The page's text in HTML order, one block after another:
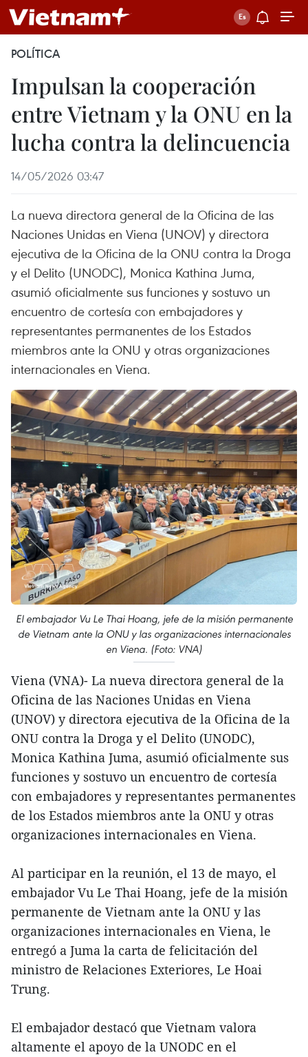
POLÍTICA
Impulsan la cooperación
entre Vietnam y la ONU en la
lucha contra la delincuencia
14/05/2026 03:47
La nueva directora general de la Oficina de las
Naciones Unidas en Viena (UNOV) y directora
ejecutiva de la Oficina de la ONU contra la Droga
y el Delito (UNODC), Monica Kathina Juma,
asumió oficialmente sus funciones y sostuvo un
encuentro de cortesía con embajadores y
representantes permanentes de los Estados
miembros ante la ONU y otras organizaciones
internacionales en Viena.
El embajador Vu Le Thai Hoang, jefe de la misión permanente
de Vietnam ante la ONU y las organizaciones internacionales
en Viena. (Foto: VNA)
Viena (VNA)- La nueva directora general de la
Oficina de las Naciones Unidas en Viena
(UNOV) y directora ejecutiva de la Oficina de la
ONU contra la Droga y el Delito (UNODC),
Monica Kathina Juma, asumió oficialmente sus
funciones y sostuvo un encuentro de cortesía
con embajadores y representantes permanentes
de los Estados miembros ante la ONU y otras
organizaciones internacionales en Viena.
Al participar en la reunión, el 13 de mayo, el
embajador Vu Le Thai Hoang, jefe de la misión
permanente de Vietnam ante la ONU y las
organizaciones internacionales en Viena, le
entregó a Juma la carta de felicitación del
ministro de Relaciones Exteriores, Le Hoai
Trung.
El embajador destacó que Vietnam valora
altamente el apoyo de la UNODC en el